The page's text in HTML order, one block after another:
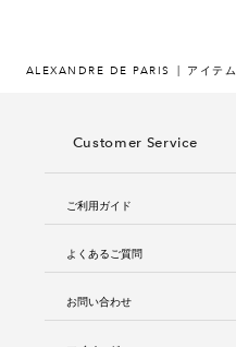
ALEXANDRE DE PARIS アイテム
Customer Service
ご利用ガイド
よくあるご質問
お問い合わせ